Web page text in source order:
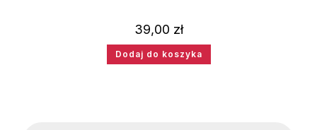
39,00 zł
Dodaj do koszyka